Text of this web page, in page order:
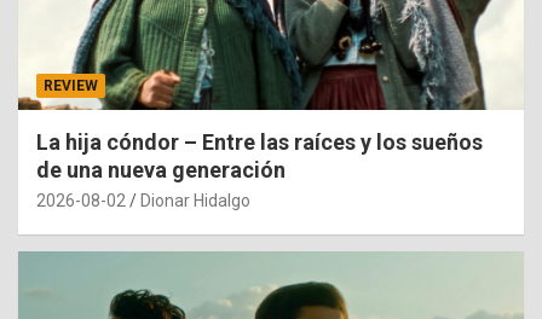
REVIEW
La hija cóndor – Entre las raíces y los sueños
de una nueva generación
2026-08-02 Dionar Hidalgo